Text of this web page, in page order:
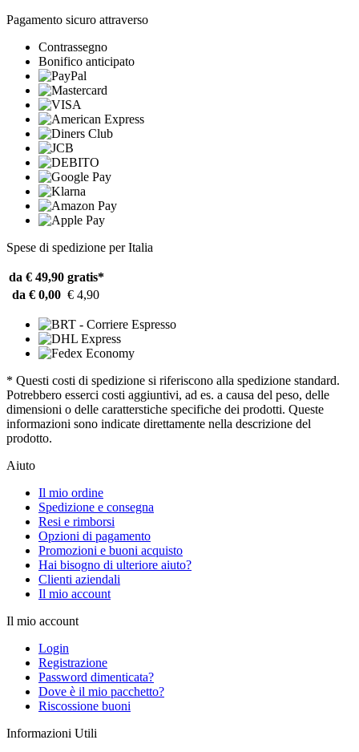
Pagamento sicuro attraverso
Contrassegno
Bonifico anticipato
Spese di spedizione per Italia
da € 49,90 gratis*
da € 0,00 € 4,90
* Questi costi di spedizione si riferiscono alla spedizione standard.
Potrebbero esserci costi aggiuntivi, ad es. a causa del peso, delle
dimensioni o delle caratterstiche specifiche dei prodotti. Queste
informazioni sono indicate direttamente nella descrizione del
prodotto.
Aiuto
Il mio ordine
Spedizione e consegna
Resi e rimborsi
Opzioni di pagamento
Promozioni e buoni acquisto
Hai bisogno di ulteriore aiuto?
Clienti aziendali
Il mio account
Il mio account
Login
Registrazione
Password dimenticata?
Dove è il mio pacchetto?
Riscossione buoni
Informazioni Utili